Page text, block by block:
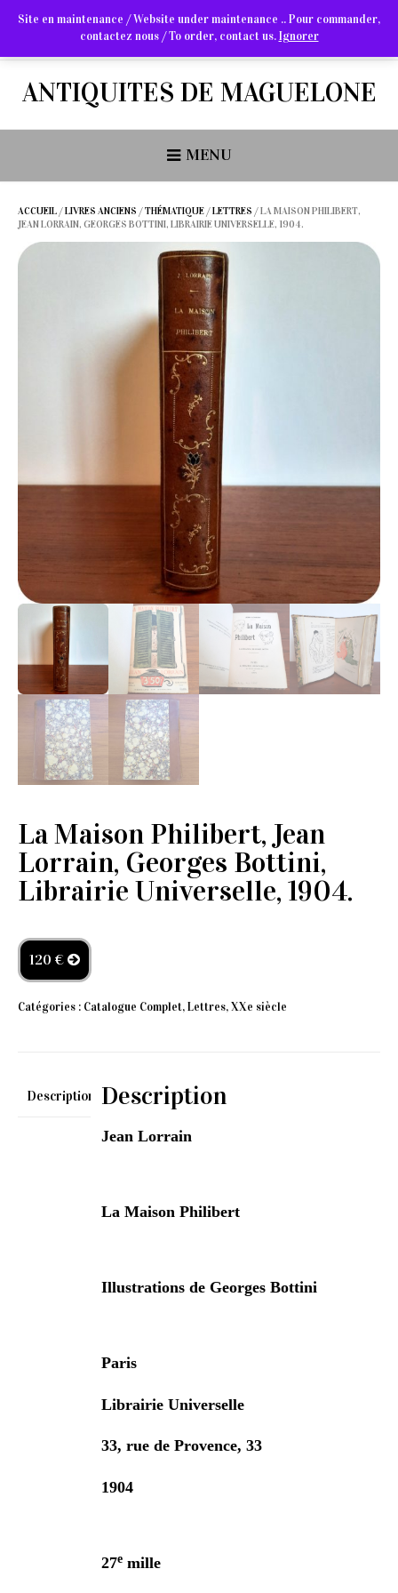
Arts Graphiques & Livres Anciens
ANTIQUITES DE MAGUELONE
MENU
ACCUEIL /LIVRES ANCIENS /THÉMATIQUE /LETTRES / LA MAISON PHILIBERT,
JEAN LORRAIN, GEORGES BOTTINI, LIBRAIRIE UNIVERSELLE, 1904.
La Maison Philibert, Jean
Lorrain, Georges Bottini,
Librairie Universelle, 1904.
120 €
Catégories : Catalogue Complet,Lettres,XXe siècle
Description Description
Jean Lorrain
La Maison Philibert
Illustrations de Georges Bottini
Paris
Librairie Universelle
33, rue de Provence, 33
1904
27emille
Site en maintenance / Website under maintenance .. Pour commander,
contactez nous / To order, contact us.Ignorer